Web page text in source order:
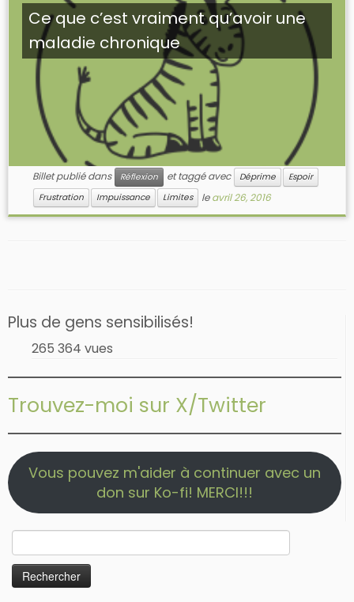
Ce que c’est vraiment qu’avoir une
maladie chronique
Billet publié dans Réflexion et taggé avec Déprime
Espoir
Frustration
Impuissance Limites leavril 26, 2016
Plus de gens sensibilisés!
265 364 vues
Trouvez-moi sur X/Twitter
Vous pouvez m'aider à continuer avec un
don sur Ko-fi! MERCI!!!